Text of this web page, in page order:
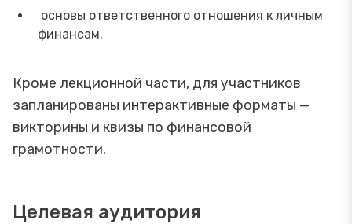
основы ответственного отношения к личным
финансам.
Кроме лекционной части, для участников
запланированы интерактивные форматы —
викторины и квизы по финансовой
грамотности.
Целевая аудитория